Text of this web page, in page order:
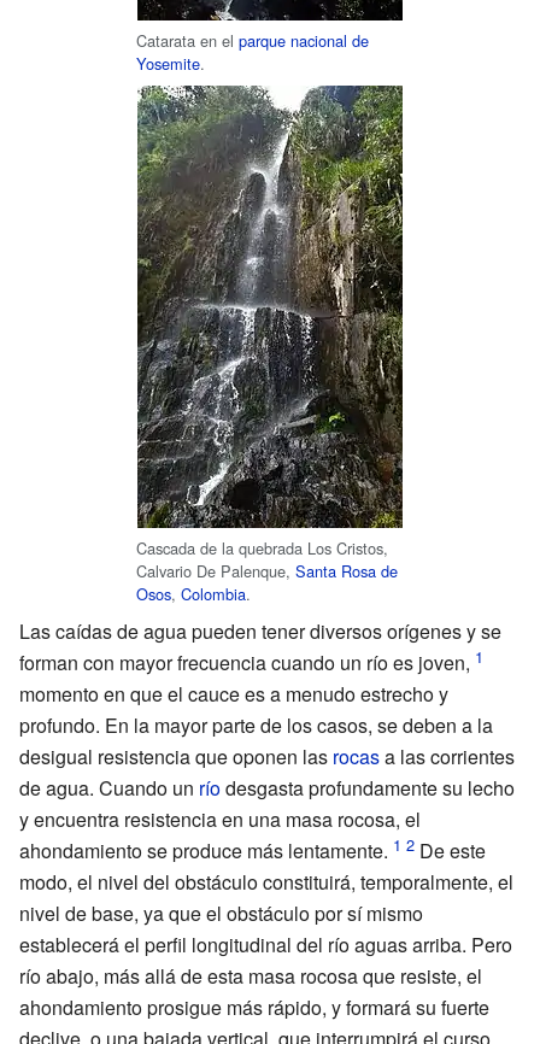
Catarata en el parque nacional de
Yosemite.
Cascada de la quebrada Los Cristos,
Calvario De Palenque, Santa Rosa de
Osos, Colombia.
Las caídas de agua pueden tener diversos orígenes y se
forman con mayor frecuencia cuando un río es joven,
momento en que el cauce es a menudo estrecho y
profundo. En la mayor parte de los casos, se deben a la
desigual resistencia que oponen las rocasa las corrientes
de agua. Cuando un ríodesgasta profundamente su lecho
y encuentra resistencia en una masa rocosa, el
ahondamiento se produce más lentamente.
De este
modo, el nivel del obstáculo constituirá, temporalmente, el
nivel de base, ya que el obstáculo por sí mismo
establecerá el perfil longitudinal del río aguas arriba. Pero
río abajo, más allá de esta masa rocosa que resiste, el
ahondamiento prosigue más rápido, y formará su fuerte